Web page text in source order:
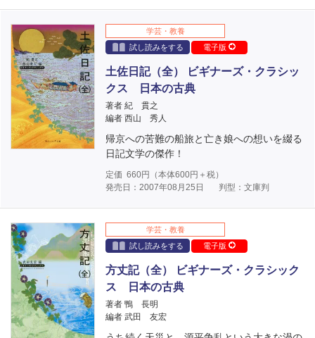
学芸・教養
試し読みをする
電子版
土佐日記（全） ビギナーズ・クラシッ
クス 日本の古典
著者 紀 貫之
編者 西山 秀人
帰京への苦難の船旅と亡き娘への想いを綴る
日記文学の傑作！
定価 660円（本体600円＋税）
発売日：2007年08月25日
判型：文庫判
学芸・教養
試し読みをする
電子版
方丈記（全） ビギナーズ・クラシック
ス 日本の古典
著者 鴨 長明
編者 武田 友宏